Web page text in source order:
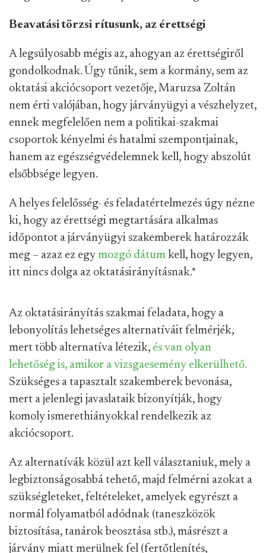
Beavatási törzsi rítusunk, az érettségi
A legsúlyosabb mégis az, ahogyan az érettségiről
gondolkodnak. Úgy tűnik, sem a kormány, sem az
oktatási akciócsoport vezetője, Maruzsa Zoltán
nem érti valójában, hogy járványügyi a vészhelyzet,
ennek megfelelően nem a politikai-szakmai
csoportok kényelmi és hatalmi szempontjainak,
hanem az egészségvédelemnek kell, hogy abszolút
elsőbbsége legyen.
A helyes felelősség- és feladatértelmezés úgy nézne
ki, hogy az érettségi megtartására alkalmas
időpontot a járványügyi szakemberek határozzák
meg – azaz ez egy mozgó dátum kell, hogy legyen,
itt nincs dolga az oktatásirányításnak.*
Az oktatásirányítás szakmai feladata, hogy a
lebonyolítás lehetséges alternatíváit felmérjék,
mert több alternatíva létezik, és van olyan
lehetőség is, amikor a vizsgaesemény elkerülhető.
Szükséges a tapasztalt szakemberek bevonása,
mert a jelenlegi javaslataik bizonyítják, hogy
komoly ismerethiányokkal rendelkezik az
akciócsoport.
Az alternatívák közül azt kell választaniuk, mely a
legbiztonságosabbá tehető, majd felmérni azokat a
szükségleteket, feltételeket, amelyek egyrészt a
normál folyamatból adódnak (taneszközök
biztosítása, tanárok beosztása stb.), másrészt a
járvány miatt merülnek fel (fertőtlenítés,